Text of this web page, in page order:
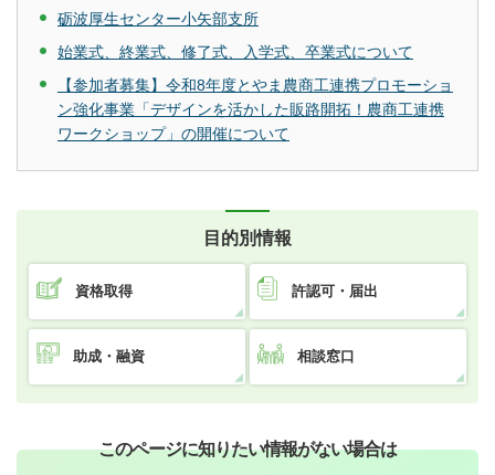
砺波厚生センター小矢部支所
始業式、終業式、修了式、入学式、卒業式について
【参加者募集】令和8年度とやま農商工連携プロモーショ
ン強化事業「デザインを活かした販路開拓！農商工連携
ワークショップ」の開催について
目的別情報
資格取得 許認可・届出
助成・融資 相談窓口
このページに知りたい情報がない場合は